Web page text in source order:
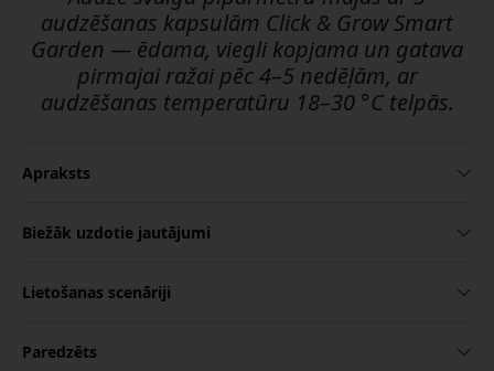
audzēšanas kapsulām Click & Grow Smart
Garden — ēdama, viegli kopjama un gatava
pirmajai ražai pēc 4–5 nedēļām, ar
audzēšanas temperatūru 18–30 °C telpās.
Apraksts
Biežāk uzdotie jautājumi
Lietošanas scenāriji
Paredzēts